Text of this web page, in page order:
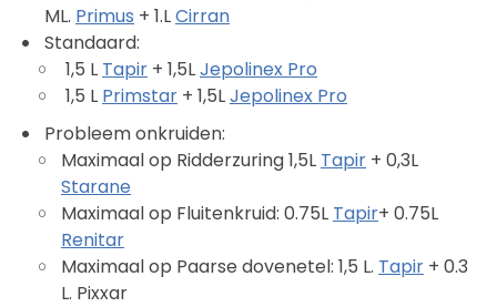
ML. Primus + 1.LCirran
Standaard:
1,5 L Tapir + 1,5LJepolinex Pro
1,5 L Primstar + 1,5LJepolinex Pro
Probleem onkruiden:
Maximaal op Ridderzuring 1,5L Tapir + 0,3L
Starane
Maximaal op Fluitenkruid: 0.75L Tapir+ 0.75L
Renitar
Maximaal op Paarse dovenetel: 1,5 L. Tapir + 0.3
L. Pixxar